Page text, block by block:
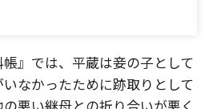
』では、平蔵は妾の子として
なかったために跡取りとして